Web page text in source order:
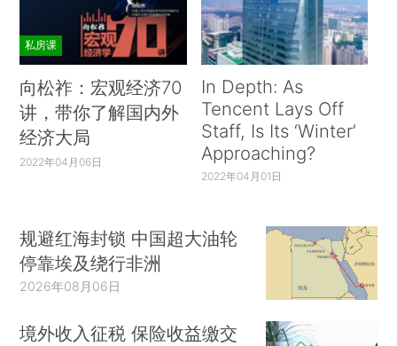
私房课
向松祚：宏观经济70
讲，带你了解国内外
经济大局
2022年04月06日
In Depth: As
Tencent Lays Off
Staff, Is Its ‘Winter’
Approaching?
2022年04月01日
规避红海封锁 中国超大油轮
停靠埃及绕行非洲
2026年08月06日
境外收入征税 保险收益缴交